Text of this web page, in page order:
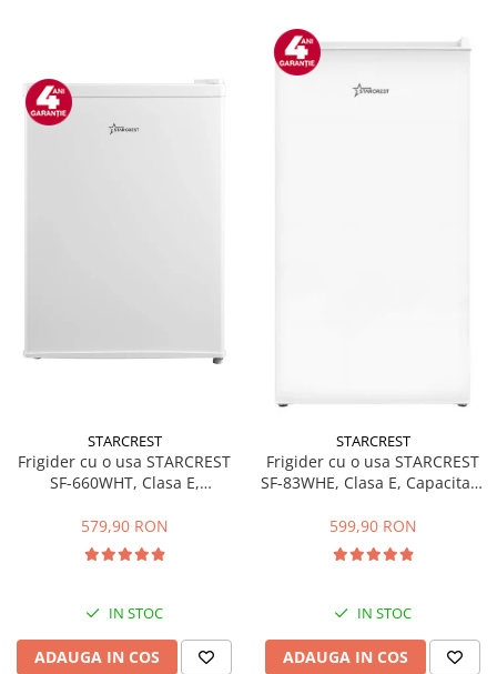
STARCREST
Frigider cu o usa STARCREST
SF-660WHT, Clasa E,
579,90 RON
IN STOC
ADAUGA IN COS
STARCREST
Frigider cu o usa STARCREST
SF-83WHE, Clasa E, Capacitate
Compartiment gheata, H 85
cm, Alb
599,90 RON
IN STOC
ADAUGA IN COS